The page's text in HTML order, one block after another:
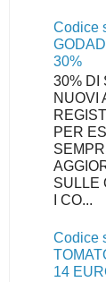
Codice
30%
30% DI
NUOVI
PER
SULLE
I CO...
Codice
14